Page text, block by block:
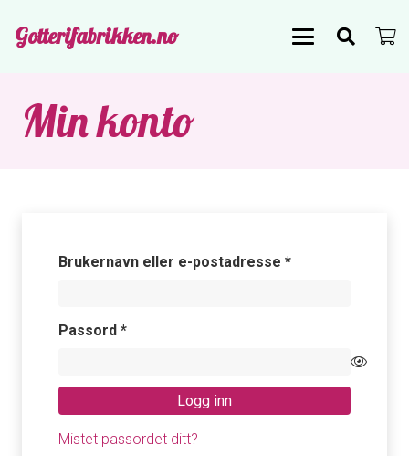
Gotterifabrikken.no
Min konto
Brukernavn eller e-postadresse *Påkrevd
Passord *Påkrevd
Logg inn
Mistet passordet ditt?